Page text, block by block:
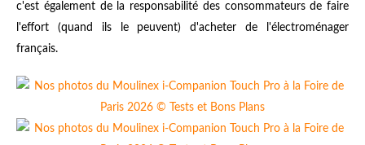
c'est également de la responsabilité des consommateurs de faire
l'effort (quand ils le peuvent) d'acheter de l'électroménager
français.